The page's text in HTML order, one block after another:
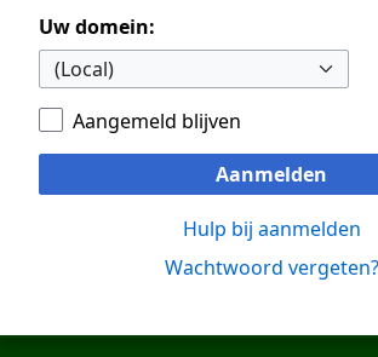
Uw domein:
Aangemeld blijven
Aanmelden
Hulp bij aanmelden
Wachtwoord vergeten?